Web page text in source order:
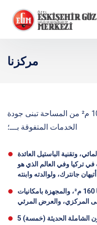
مركزنا
ان مركزنا صاحب 1000 م² من المساحة تبنى جودة
الخدمات المتفوقة بـــ؛
وتقنية الباستيل العائدة
تركيا وفي العالم الذي هو
جانترك، ولوالدته وابنته
صالتنا للانتظار التي هي مساحتها 160 م²، والمجهزة بامكانيات
المركزي، والعرض المرئي
الشاملة الحديثة